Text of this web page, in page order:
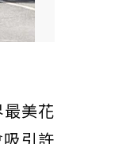
美花
引許